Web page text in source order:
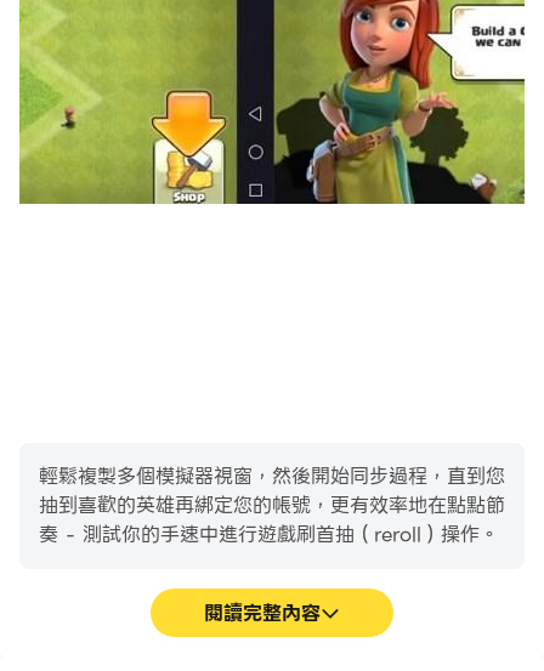
輕鬆複製多個模擬器視窗，然後開始同步過程，直到您
抽到喜歡的英雄再綁定您的帳號，更有效率地在點點節
奏 - 測試你的手速中進行遊戲刷首抽（reroll）操作。
閱讀完整內容